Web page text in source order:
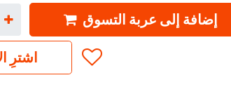
إضافة إلى عربة التسوق
اشترِ